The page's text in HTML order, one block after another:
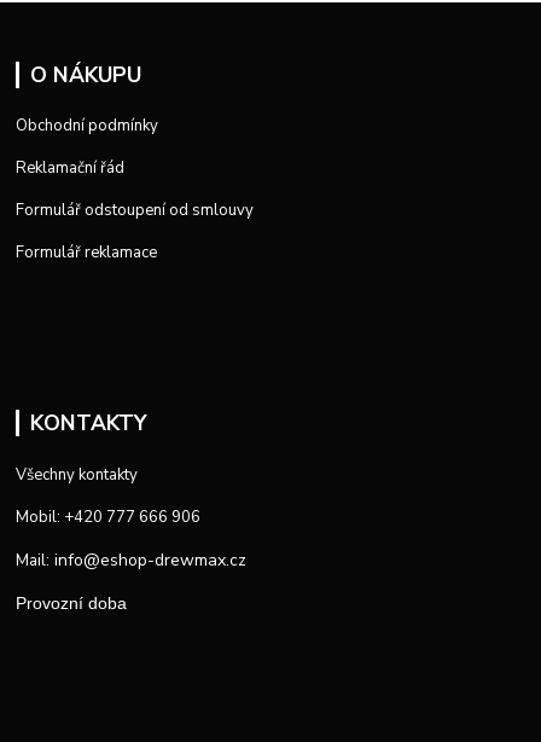
O NÁKUPU
Obchodní podmínky
Reklamační řád
Formulář odstoupení od smlouvy
Formulář reklamace
KONTAKTY
Všechny kontakty
Mobil: +420 777 666 906
Mail: info@eshop-drewmax.cz
Provozní doba